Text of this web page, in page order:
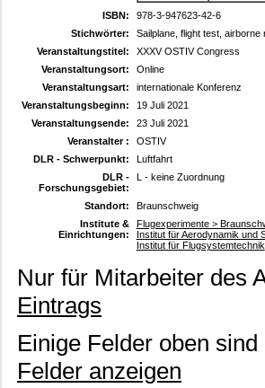
ISBN:
978-3-947623-42-6
Stichwörter:
Sailplane, flight test, airborne
Veranstaltungstitel:
XXXV OSTIV Congress
Veranstaltungsort:
Online
Veranstaltungsart:
internationale Konferenz
Veranstaltungsbeginn:
19 Juli 2021
Veranstaltungsende:
23 Juli 2021
Veranstalter :
OSTIV
DLR - Schwerpunkt:
Luftfahrt
DLR -
Forschungsgebiet:
L - keine Zuordnung
Standort:
Braunschweig
Institute &
Einrichtungen:
Flugexperimente >
Institut für Aerodynamik und
Institut für Flugsystemtechnik
Nur für Mitarbeiter des
Eintrags
Einige Felder oben
Felder anzeigen